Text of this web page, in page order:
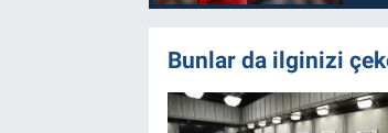
Bunlar da ilginizi